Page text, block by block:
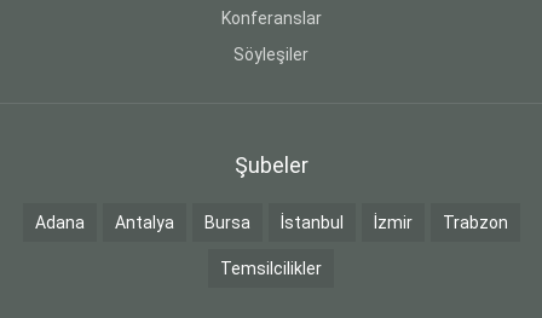
Konferanslar
Söyleşiler
Şubeler
Adana Antalya Bursa İstanbul İzmir Trabzon
Temsilcilikler